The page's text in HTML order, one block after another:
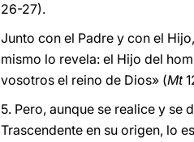
26-27).
Junto con el Padre y con el
mismo lo revela: el Hijo del
vosotros el reino de Dios» (Mt
5. Pero, aunque se realice y se
Trascendente en su origen, lo